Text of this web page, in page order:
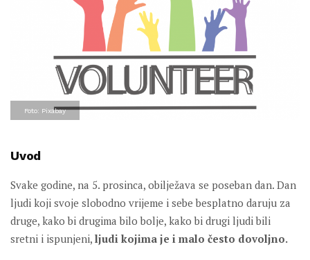
Foto: Pixabay
Uvod
Svake godine, na 5. prosinca, obilježava se poseban dan. Dan
ljudi koji svoje slobodno vrijeme i sebe besplatno daruju za
druge, kako bi drugima bilo bolje, kako bi drugi ljudi bili
sretni i ispunjeni, ljudi kojima je i malo često dovoljno.